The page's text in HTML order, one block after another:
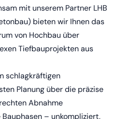
mit unserem Partner LHB
bieten wir Ihnen das
von Hochbau über
Tiefbauprojekten aus
schlagkräftigen
Planung über die präzise
Abnahme
– unkompliziert,